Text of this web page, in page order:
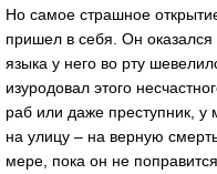
Но самое страшное
пришел в себя. Он
языка у него во рту
изуродовал этого
раб или даже преступник, у
на улицу – на верную
мере, пока он не